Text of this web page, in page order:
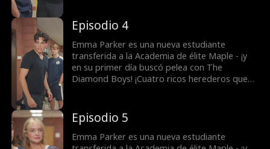
Pero quizá hay más de lo que se ve a simple
vista. Rowan Calloway actúa como un tirano,
¿pero en realidad es un bully despiadado? Y
August Langford continúa ayudándola. ¿Ya se
conocían? A quién elegirá Emma, ¿a su peor
enemigo o a su amigo de la infancia?
Episodio 4
Emma Parker es una nueva estudiante
transferida a la Academia de élite Maple - ¡y
en su primer día buscó pelea con The
Diamond Boys! ¡Cuatro ricos herederos que
Pero quizá hay más de lo que se ve a simple
vista. Rowan Calloway actúa como un tirano,
¿pero en realidad es un bully despiadado? Y
Episodio 5
Emma Parker es una nueva estudiante